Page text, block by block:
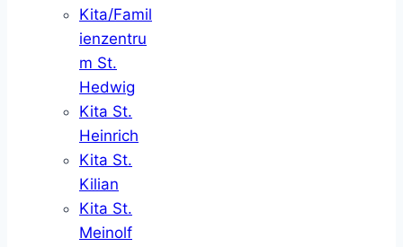
Kita/Famil
ienzentru
m St.
Hedwig
Kita St.
Heinrich
Kita St.
Kilian
Kita St.
Meinolf